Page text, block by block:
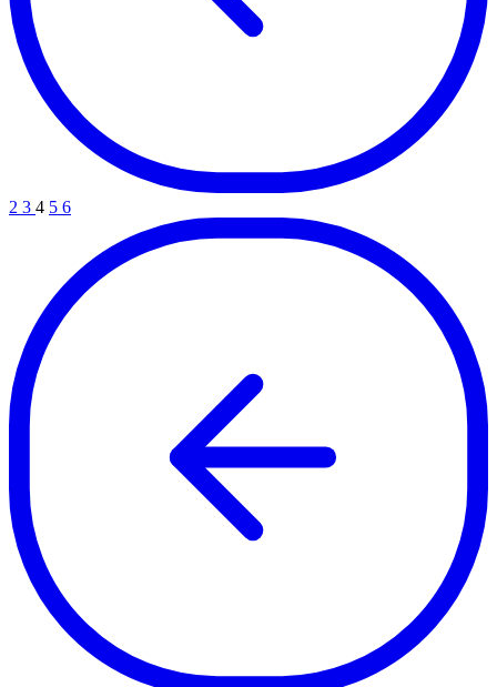
2 3 4 5 6